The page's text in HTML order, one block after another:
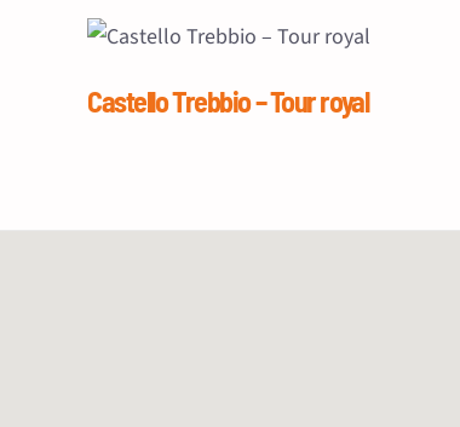
Castello Trebbio – Tour royal